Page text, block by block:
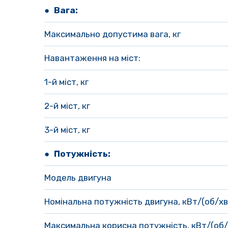
● Вага:
Максимально допустима вага, кг
Навантаження на міст:
1-й міст, кг
2-й міст, кг
3-й міст, кг
● Потужність:
Модель двигуна
Номінальна потужність двигуна, кВт/(об/
Максимальна корисна потужність, кВт/